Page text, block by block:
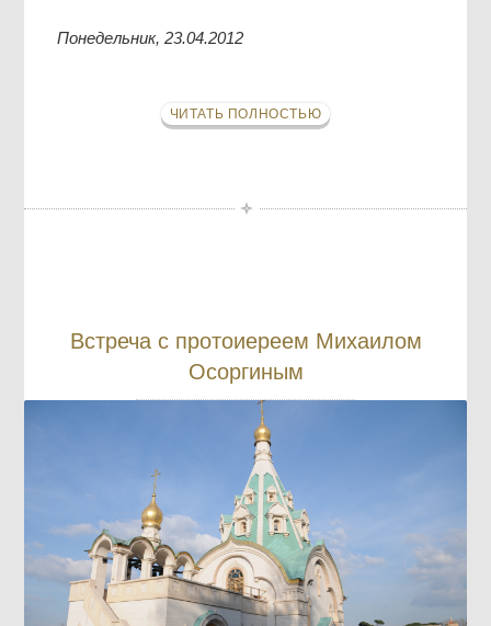
Понедельник, 23.04.2012
ЧИТАТЬ ПОЛНОСТЬЮ
Встреча с протоиереем Михаилом
Осоргиным